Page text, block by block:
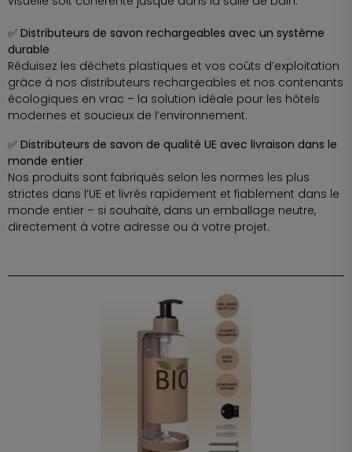
✅ Distributeurs de savon rechargeables avec un système
durable
Réduisez les déchets plastiques et vos coûts d’exploitation
grâce à nos distributeurs rechargeables et nos contenants
écologiques en vrac – la solution idéale pour les hôtels
modernes et soucieux de l’environnement.
✅ Distributeurs de savon de qualité UE avec livraison dans le
monde entier
Nos produits sont fabriqués selon les normes les plus
strictes dans l’UE et livrés rapidement et fiablement dans le
monde entier – si souhaité, dans un emballage neutre,
directement à votre adresse ou à votre projet.